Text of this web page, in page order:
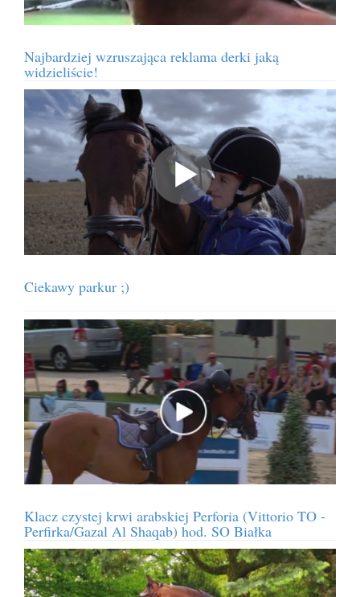
Najbardziej wzruszająca reklama derki jaką
widzieliście!
Ciekawy parkur ;)
Klacz czystej krwi arabskiej Perforia (Vittorio TO -
Perfirka/Gazal Al Shaqab) hod. SO Białka